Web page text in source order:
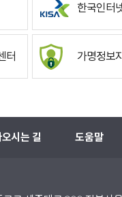
한국인터
터 가명정보
시는 길 도움말